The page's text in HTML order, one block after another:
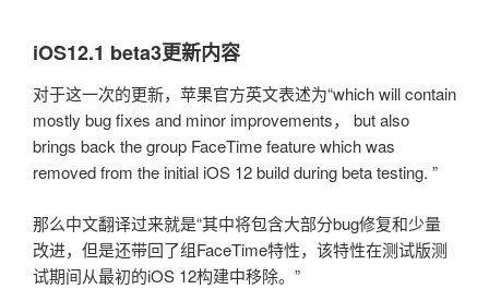
iOS12.1 beta3更新内容
对于这一次的更新，苹果官方英文表述为“which will contain
mostly bug fixes and minor improvements， but also
brings back the group FaceTime feature which was
removed from the initial iOS 12 build during beta testing. ”
那么中文翻译过来就是“其中将包含大部分bug修复和少量
改进，但是还带回了组FaceTime特性，该特性在测试版测
试期间从最初的iOS 12构建中移除。”